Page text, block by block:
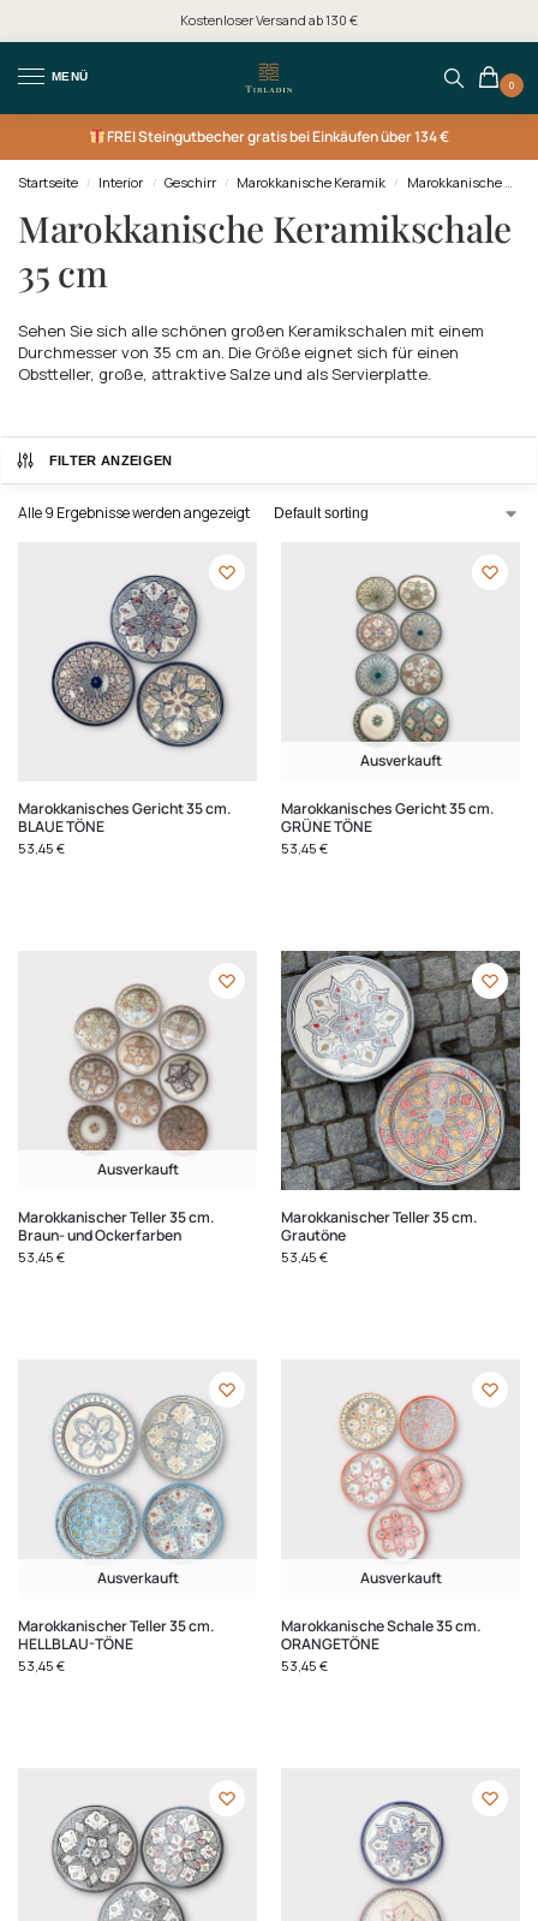
Kostenloser Versand ab 130 €
MENÜ
0
FREISteingutbecher gratis bei Einkäufen über 134 €
Startseite / Interior / Geschirr / Marokkanische Keramik / Marokkanische Keramik Gerichte
Marokkanische Keramikschale
35 cm
Sehen Sie sich alle schönen großen Keramikschalen mit einem
Durchmesser von 35 cm an. Die Größe eignet sich für einen
Obstteller, große, attraktive Salze und als Servierplatte.
FILTER ANZEIGEN
Alle 9 Ergebnisse werden angezeigt
Marokkanisches Gericht 35 cm.
BLAUE TÖNE
53,45 €
Ausverkauft
Marokkanisches Gericht 35 cm.
GRÜNE TÖNE
53,45 €
Ausverkauft
Marokkanischer Teller 35 cm.
Braun- und Ockerfarben
53,45 €
Marokkanischer Teller 35 cm.
Grautöne
53,45 €
Ausverkauft
Marokkanischer Teller 35 cm.
HELLBLAU-TÖNE
53,45 €
Ausverkauft
Marokkanische Schale 35 cm.
ORANGETÖNE
53,45 €